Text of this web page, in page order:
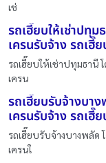
เช่
รถเฮี๊ยบให้เช่าปทุ
เครนรับจ้าง รถเฮี๊
รถเฮี๊ยบให้เช่าปทุมธานี
เครน
รถเฮี๊ยบรับจ้างบา
เครนรับจ้าง รถเฮี๊
รถเฮี๊ยบรับจ้างบางพลัด
เครนใ